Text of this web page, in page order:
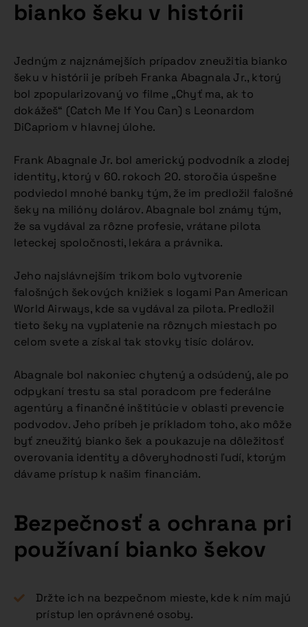
bianko šeku v histórii
Jedným z najznámejších prípadov zneužitia bianko
šeku v histórii je príbeh Franka Abagnala Jr., ktorý
bol zpopularizovaný vo filme „Chyť ma, ak to
dokážeš“ (Catch Me If You Can) s Leonardom
DiCapriom v hlavnej úlohe.
Frank Abagnale Jr. bol americký podvodník a zlodej
identity, ktorý v 60. rokoch 20. storočia úspešne
podviedol mnohé banky tým, že im predložil falošné
šeky na milióny dolárov. Abagnale bol známy tým,
že sa vydával za rôzne profesie, vrátane pilota
leteckej spoločnosti, lekára a právnika.
Jeho najslávnejším trikom bolo vytvorenie
falošných šekových knižiek s logami Pan American
World Airways, kde sa vydával za pilota. Predložil
tieto šeky na vyplatenie na rôznych miestach po
celom svete a získal tak stovky tisíc dolárov.
Abagnale bol nakoniec chytený a odsúdený, ale po
odpykaní trestu sa stal poradcom pre federálne
agentúry a finančné inštitúcie v oblasti prevencie
podvodov. Jeho príbeh je príkladom toho, ako môže
byť zneužitý bianko šek a poukazuje na dôležitosť
overovania identity a dôveryhodnosti ľudí, ktorým
dávame prístup k našim financiám.
Bezpečnosť a ochrana pri
používaní bianko šekov
Držte ich na bezpečnom mieste, kde k ním majú
prístup len oprávnené osoby.